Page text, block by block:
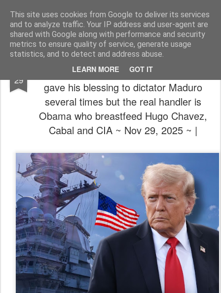
This site uses cookies from Google to deliver its services
and to analyze traffic. Your IP address and user-agent are
shared with Google along with performance and security
metrics to ensure quality of service, generate usage
statistics, and to detect and address abuse.
LEARN MORE GOT IT
The universe is eternal, infinite and vibrant, a conscious cosmos
Pages
29
⛽💥🪖(Brace-4-Impact) Pope Francis
gave his blessing to dictator Maduro
several times but the real handler is
Obama who breastfeed Hugo Chavez,
Cabal and CIA ~ Nov 29, 2025 ~ |